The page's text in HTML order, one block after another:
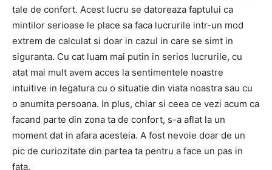
tale de confort. Acest lucru se datoreaza faptului ca
mintilor serioase le place sa faca lucrurile intr-un mod
extrem de calculat si doar in cazul in care se simt in
siguranta. Cu cat luam mai putin in serios lucrurile, cu
atat mai mult avem acces la sentimentele noastre
intuitive in legatura cu o situatie din viata noastra sau cu
o anumita persoana. In plus, chiar si ceea ce vezi acum ca
facand parte din zona ta de confort, s-a aflat la un
moment dat in afara acesteia. A fost nevoie doar de un
pic de curiozitate din partea ta pentru a face un pas in
fata.